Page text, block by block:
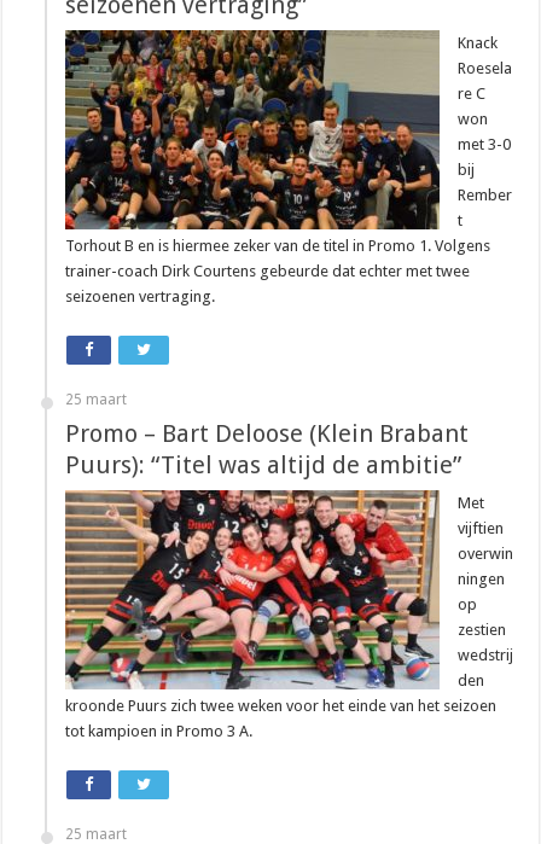
Knack
Roesela
re C
won
met 3-0
bij
Rember
t
Torhout B en is hiermee zeker van de titel in Promo 1. Volgens
trainer-coach Dirk Courtens gebeurde dat echter met twee
seizoenen vertraging.
25 maart
Promo – Bart Deloose (Klein Brabant
Puurs): “Titel was altijd de ambitie”
Met
vijftien
overwin
ningen
op
zestien
wedstrij
den
kroonde Puurs zich twee weken voor het einde van het seizoen
tot kampioen in Promo 3 A.
25 maart